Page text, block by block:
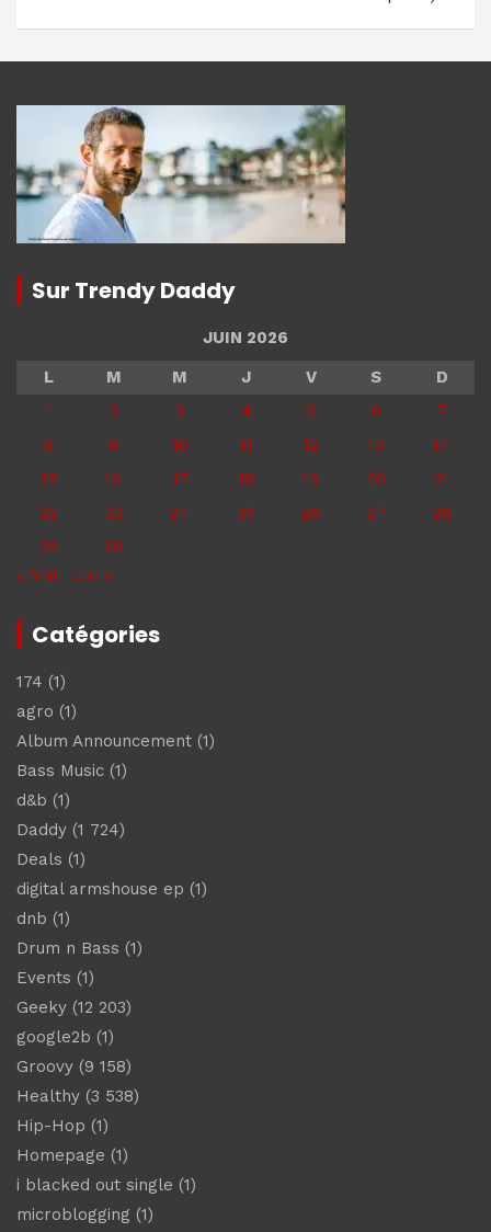
Sur Trendy Daddy
JUIN 2026
L
M M J V S
D
1
2 3 4 5 6
7
8
9 10 11 12 13
14
15
16 17 18 19 20
21
22
23 24 25 26 27
28
29
30
« Mai
Juil »
Catégories
174 (1)
agro (1)
Album Announcement (1)
Bass Music (1)
d&b (1)
Daddy (1 724)
Deals (1)
digital armshouse ep (1)
dnb (1)
Drum n Bass (1)
Events (1)
Geeky (12 203)
google2b (1)
Groovy (9 158)
Healthy (3 538)
Hip-Hop (1)
Homepage (1)
i blacked out single (1)
microblogging (1)